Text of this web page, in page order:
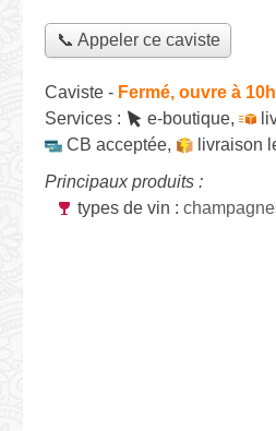
📞 Appeler ce caviste
Caviste - Fermé, ouvre à 10h
Services :
e-boutique,
CB acceptée, livraison
Principaux produits :
types de vin :